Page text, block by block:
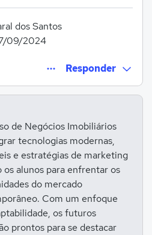
dos Santos
09/2024
Responder
responder
de Negócios Imobiliários
tecnologias modernas,
e estratégias de marketing
alunos para enfrentar os
do mercado
Com um enfoque
os futuros
prontos para se destacar